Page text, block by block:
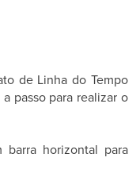
de Linha do Tempo
passo para realizar o
horizontal para